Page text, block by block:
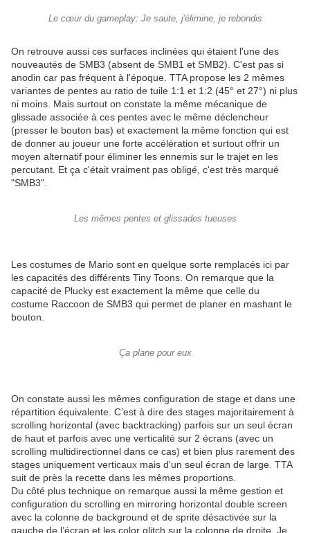
Le cœur du gameplay: Je saute, j'élimine, je rebondis
On retrouve aussi ces surfaces inclinées qui étaient l'une des
nouveautés de SMB3 (absent de SMB1 et SMB2). C'est pas si
anodin car pas fréquent à l'époque. TTA propose les 2 mêmes
variantes de pentes au ratio de tuile 1:1 et 1:2 (45° et 27°) ni plus
ni moins. Mais surtout on constate la même mécanique de
glissade associée à ces pentes avec le même déclencheur
(presser le bouton bas) et exactement la même fonction qui est
de donner au joueur une forte accélération et surtout offrir un
moyen alternatif pour éliminer les ennemis sur le trajet en les
percutant. Et ça c'était vraiment pas obligé, c'est très marqué
"SMB3".
Les mêmes pentes et glissades tueuses
Les costumes de Mario sont en quelque sorte remplacés ici par
les capacités des différents Tiny Toons. On remarque que la
capacité de Plucky est exactement la même que celle du
costume Raccoon de SMB3 qui permet de planer en mashant le
bouton.
Ça plane pour eux
On constate aussi les mêmes configuration de stage et dans une
répartition équivalente. C’est à dire des stages majoritairement à
scrolling horizontal (avec backtracking) parfois sur un seul écran
de haut et parfois avec une verticalité sur 2 écrans (avec un
scrolling multidirectionnel dans ce cas) et bien plus rarement des
stages uniquement verticaux mais d'un seul écran de large. TTA
suit de près la recette dans les mêmes proportions.
Du côté plus technique on remarque aussi la même gestion et
configuration du scrolling en mirroring horizontal double screen
avec la colonne de background et de sprite désactivée sur la
gauche de l’écran et les color glitch sur la colonne de droite. Je